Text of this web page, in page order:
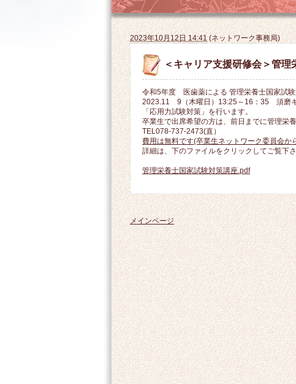
2023年10月12日 14:41(ネットワーク事務局)
＜キャリア支援研修会＞管
令和5年度
医歯薬による 管理栄養士国家試
2023.11 9（木曜日）13:25～16：35 須磨
「応用力試験対策」を行います。
卒業生で出席希望の方は、前日までに管理栄
TEL078-737-2473(直）
費用は無料です(卒業生ネットワーク委員会か
詳細は、下のファイルをクリックしてご覧下さ
管理栄養士国家試験対策講座.pdf
メインページ